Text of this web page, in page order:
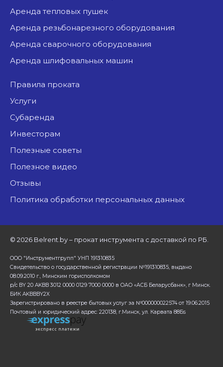
аренда тепловых пушек
аренда резьбонарезного оборудования
аренда сварочного оборудования
аренда шлифовальных машин
Правила проката
Услуги
Субаренда
Инвесторам
Полезные советы
Полезное видео
Отзывы
Политика обработки персональных данных
© 2026 Belrent.by – прокат инструмента с доставкой по РБ.
ООО "Инструментгрупп" УНП 191310835
Свидетельство о государственной регистрации №191310835, выдано
08.09.2010 г., Минским горисполкомом
р/с BY 20 AKBB 3012 0000 0129 7000 0000 в ОАО «АСБ Беларусбанк», г Минск.
БИК AKBBBY2X
Зарегистрировано в реестре бытовых услуг за №000000022574 от 19.06.2015
Почтовый и юридический адрес: 220138, г.Минск, ул. Карвата 88Бs